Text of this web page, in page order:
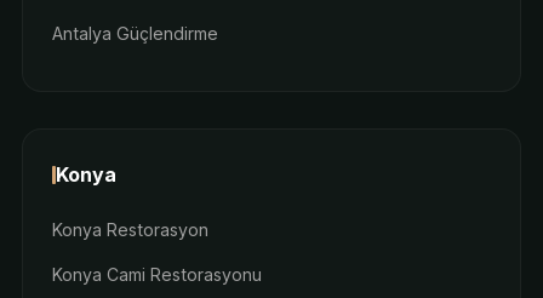
Antalya Güçlendirme
Konya
Konya Restorasyon
Konya Cami Restorasyonu